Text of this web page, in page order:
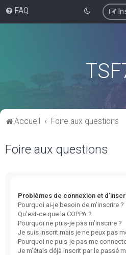
FAQ
Accueil Foire aux questions
Foire aux questions
Problèmes de connexion et
Pourquoi ai-je besoin de m’inscrire ?
Qu’est-ce que la COPPA ?
Pourquoi ne puis-je pas m’inscrire ?
Je suis inscrit mais je ne peux pas
Pourquoi ne puis-je pas me
Je m’étais déjà inscrit par le passé